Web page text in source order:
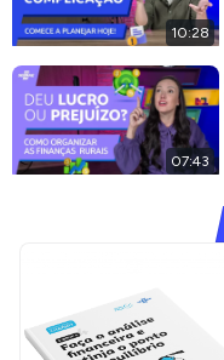
10:28
07:43